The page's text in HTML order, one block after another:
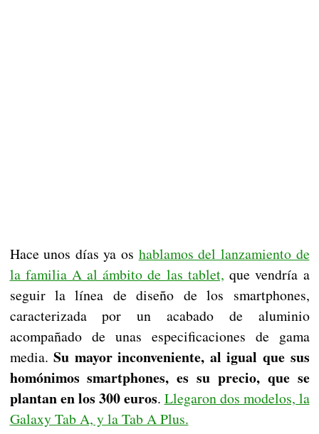
Hace unos días ya os hablamos del lanzamiento de
la familia A al ámbito de las tablet, que vendría a
seguir la línea de diseño de los smartphones,
caracterizada por un acabado de aluminio
acompañado de unas especificaciones de gama
media. Su mayor inconveniente, al igual que sus
homónimos smartphones, es su precio, que se
plantan en los 300 euros. Llegaron dos modelos, la
Galaxy Tab A, y la Tab A Plus.